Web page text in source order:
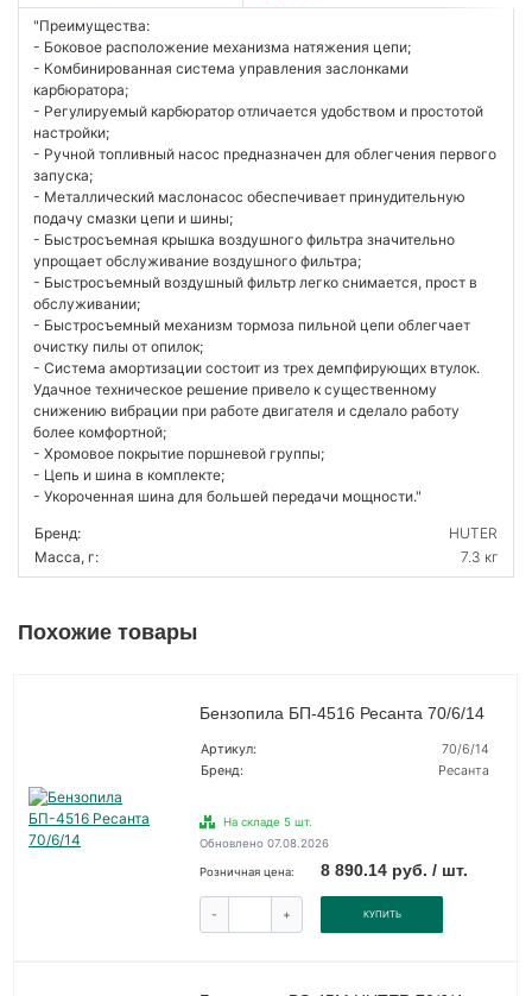
"Преимущества:
- Боковое расположение механизма натяжения цепи;
- Комбинированная система управления заслонками
карбюратора;
- Регулируемый карбюратор отличается удобством и простотой
настройки;
- Ручной топливный насос предназначен для облегчения первого
запуска;
- Металлический маслонасос обеспечивает принудительную
подачу смазки цепи и шины;
- Быстросъемная крышка воздушного фильтра значительно
упрощает обслуживание воздушного фильтра;
- Быстросъемный воздушный фильтр легко снимается, прост в
обслуживании;
- Быстросъемный механизм тормоза пильной цепи облегчает
очистку пилы от опилок;
- Система амортизации состоит из трех демпфирующих втулок.
Удачное техническое решение привело к существенному
снижению вибрации при работе двигателя и сделало работу
более комфортной;
- Хромовое покрытие поршневой группы;
- Цепь и шина в комплекте;
- Укороченная шина для большей передачи мощности."
Бренд:
HUTER
Масса, г:
7.3 кг
Похожие товары
Бензопила БП-4516 Ресанта 70/6/14
Артикул:
70/6/14
Бренд:
Ресанта
На складе 5 шт.
Обновлено 07.08.2026
Розничная цена: 8 890.14 руб. / шт.
- + КУПИТЬ